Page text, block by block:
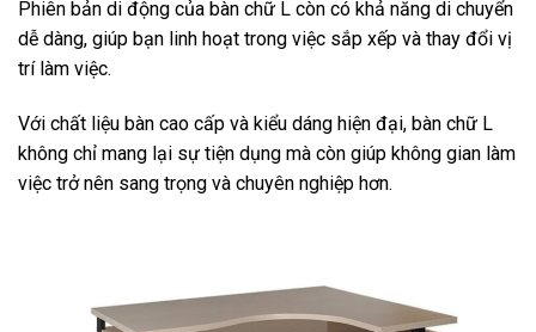
Phiên bản di động của bàn chữ L còn có khả năng di chuyển
dễ dàng, giúp bạn linh hoạt trong việc sắp xếp và thay đổi vị
trí làm việc.
Với chất liệu bàn cao cấp và kiểu dáng hiện đại, bàn chữ L
không chỉ mang lại sự tiện dụng mà còn giúp không gian làm
việc trở nên sang trọng và chuyên nghiệp hơn.